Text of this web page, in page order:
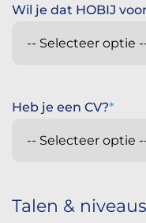
Wil je dat HOBIJ
Heb je een CV?
Talen & niveaus